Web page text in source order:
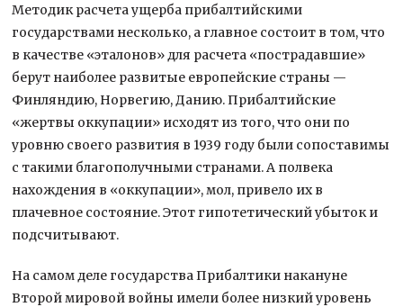
Методик расчета ущерба прибалтийскими
государствами несколько, а главное состоит в том, что
в качестве «эталонов» для расчета «пострадавшие»
берут наиболее развитые европейские страны —
Финляндию, Норвегию, Данию. Прибалтийские
«жертвы оккупации» исходят из того, что они по
уровню своего развития в 1939 году были сопоставимы
с такими благополучными странами. А полвека
нахождения в «оккупации», мол, привело их в
плачевное состояние. Этот гипотетический убыток и
подсчитывают.
На самом деле государства Прибалтики накануне
Второй мировой войны имели более низкий уровень